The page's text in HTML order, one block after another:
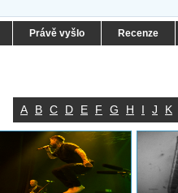
Právě vyšlo Recenze
A B C D E F G H I J K